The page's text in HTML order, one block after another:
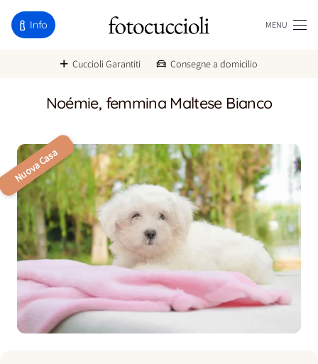
Info MENU
Cuccioli Garantiti Consegne a domicilio
Noémie, femmina Maltese Bianco
Nuova Casa